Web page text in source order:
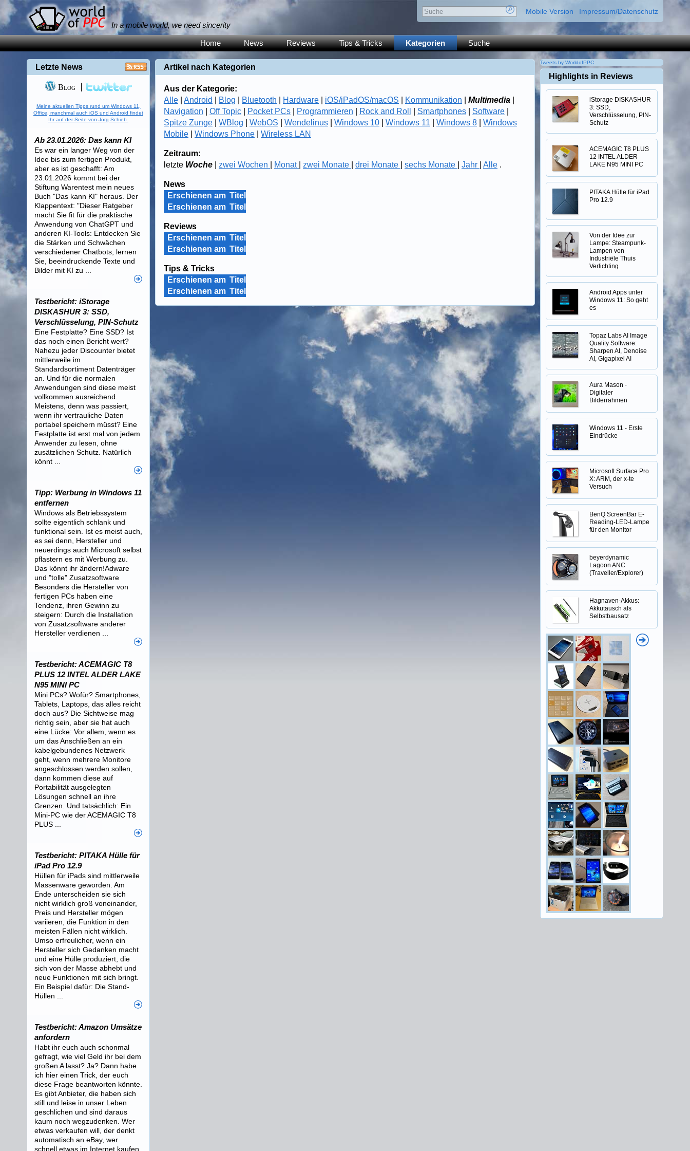
In a mobile world, we need sincerity
Mobile Version Impressum/Datenschutz
Home News Reviews Tips & Tricks Kategorien Suche
Artikel nach Kategorien
Aus der Kategorie:
Alle
Android Blog Bluetooth Hardware iOS/iPadOS/macOS Kommunikation Multimedia
Navigation
Off Topic Pocket PCs Programmieren Rock and Roll Smartphones Software
Spitze Zunge
WBlog WebOS Wendelinus Windows 10 Windows 11 Windows 8
Windows
Mobile
Windows Phone Wireless LAN
Zeitraum:
letzte Woche zwei Wochen Monat zwei Monate drei Monate sechs Monate Jahr Alle .
News
Erschienen am Titel
Erschienen am Titel
Reviews
Erschienen am Titel
Erschienen am Titel
Tips & Tricks
Erschienen am Titel
Erschienen am Titel
Letzte News
Blog
Meine aktuellen Tipps rund um Windows 11,
Office, manchmal auch iOS und Android findet
Ihr auf der Seite von Jörg Schieb.
Ab 23.01.2026: Das kann KI
Es war ein langer Weg von der
Idee bis zum fertigen Produkt,
aber es ist geschafft: Am
23.01.2026 kommt bei der
Stiftung Warentest mein neues
Buch "Das kann KI" heraus. Der
Klappentext: "Dieser Ratgeber
macht Sie fit für die praktische
Anwendung von ChatGPT und
anderen KI-Tools: Entdecken Sie
die Stärken und Schwächen
verschiedener Chatbots, lernen
Sie, beeindruckende Texte und
Bilder mit KI zu ...
Testbericht: iStorage
DISKASHUR 3: SSD,
Verschlüsselung, PIN-Schutz
Eine Festplatte? Eine SSD? Ist
das noch einen Bericht wert?
Nahezu jeder Discounter bietet
mittlerweile im
Standardsortiment Datenträger
an. Und für die normalen
Anwendungen sind diese meist
vollkommen ausreichend.
Meistens, denn was passiert,
wenn ihr vertrauliche Daten
portabel speichern müsst? Eine
Festplatte ist erst mal von jedem
Anwender zu lesen, ohne
zusätzlichen Schutz. Natürlich
könnt ...
Tipp: Werbung in Windows 11
entfernen
Windows als Betriebssystem
sollte eigentlich schlank und
funktional sein. Ist es meist auch,
es sei denn, Hersteller und
neuerdings auch Microsoft selbst
pflastern es mit Werbung zu.
Das könnt ihr ändern!Adware
und "tolle" Zusatzsoftware
Besonders die Hersteller von
fertigen PCs haben eine
Tendenz, ihren Gewinn zu
steigern: Durch die Installation
von Zusatzsoftware anderer
Hersteller verdienen ...
Testbericht: ACEMAGIC T8
PLUS 12 INTEL ALDER LAKE
N95 MINI PC
Mini PCs? Wofür? Smartphones,
Tablets, Laptops, das alles reicht
doch aus? Die Sichtweise mag
richtig sein, aber sie hat auch
eine Lücke: Vor allem, wenn es
um das Anschließen an ein
kabelgebundenes Netzwerk
geht, wenn mehrere Monitore
angeschlossen werden sollen,
dann kommen diese auf
Portabilität ausgelegten
Lösungen schnell an ihre
Grenzen. Und tatsächlich: Ein
Mini-PC wie der ACEMAGIC T8
PLUS ...
Testbericht: PITAKA Hülle für
iPad Pro 12.9
Hüllen für iPads sind mittlerweile
Massenware geworden. Am
Ende unterscheiden sie sich
nicht wirklich groß voneinander,
Preis und Hersteller mögen
variieren, die Funktion in den
meisten Fällen nicht wirklich.
Umso erfreulicher, wenn ein
Hersteller sich Gedanken macht
und eine Hülle produziert, die
sich von der Masse abhebt und
neue Funktionen mit sich bringt.
Ein Beispiel dafür: Die Stand-
Hüllen ...
Testbericht: Amazon Umsätze
anfordern
Habt ihr euch auch schonmal
gefragt, wie viel Geld ihr bei dem
großen A lasst? Ja? Dann habe
ich hier einen Trick, der euch
diese Frage beantworten könnte.
Es gibt Anbieter, die haben sich
still und leise in unser Leben
geschlichen und sind daraus
kaum noch wegzudenken. Wer
etwas verkaufen will, der denkt
automatisch an eBay, wer
schnell etwas im Internet kaufen
Tweets by WorldofPPC
Highlights in Reviews
iStorage DISKASHUR
3: SSD,
Verschlüsselung, PIN-
Schutz
ACEMAGIC T8 PLUS
12 INTEL ALDER
LAKE N95 MINI PC
PITAKA Hülle für iPad
Pro 12.9
Von der Idee zur
Lampe: Steampunk-
Lampen von
Industriële Thuis
Verlichting
Android Apps unter
Windows 11: So geht
es
Topaz Labs AI Image
Quality Software:
Sharpen AI, Denoise
AI, Gigapixel AI
Aura Mason -
Digitaler
Bilderrahmen
Windows 11 - Erste
Eindrücke
Microsoft Surface Pro
X: ARM, der x-te
Versuch
BenQ ScreenBar E-
Reading-LED-Lampe
für den Monitor
beyerdynamic
Lagoon ANC
(Traveller/Explorer)
Hagnaven-Akkus:
Akkutausch als
Selbstbausatz